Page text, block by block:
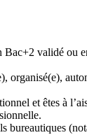
Bac+2 validé ou
organisé(e),
et êtes à
bureautiques